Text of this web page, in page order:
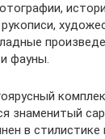
фауны.
знаменитый
в стилистике